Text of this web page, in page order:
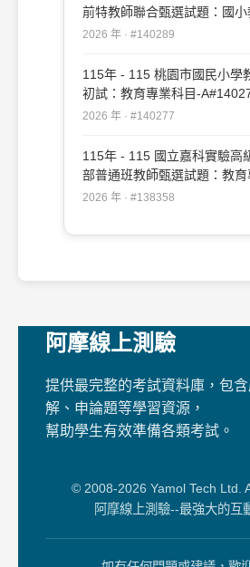
前特教師聯合甄選試題：國小
#140289
2026 年 · #140289
115年 - 115 桃園市國民小學
初試：教育專業科目-
2026 年 · #140277
115年 - 115 國立嘉科實驗高
部普通班教師甄選試題：教
2026 年 · #138358
阿摩線上測驗
提供最完整的考試資料庫，包
解、申論題等學習資源，
幫助學生有效準備各類考試。
© 2008-2026 Yamol Tech Ltd.
阿摩線上測驗--最強大的互